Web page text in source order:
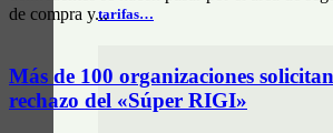
tarifas…
de compra y...
Más de 100 organizaciones
rechazo del «Súper RIGI»